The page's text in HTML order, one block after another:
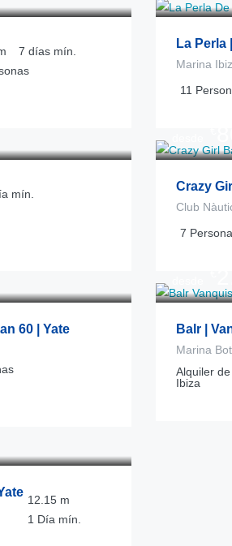
7 días mín.
La Perla
Marina
11
mín.
Crazy
Club
7
60 | Yate Balr |
Marina
Alquiler
Ibiza
12.15 m
1 Día mín.